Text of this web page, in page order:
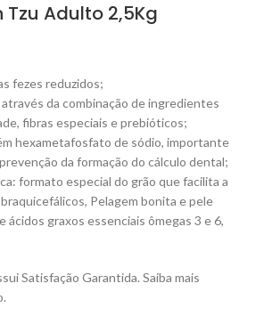
Tzu Adulto 2,5Kg
fezes reduzidos;
da combinação de ingredientes
fibras especiais e prebióticos;
hexametafosfato de sódio, importante
da formação do cálculo dental;
formato especial do grão que facilita a
Pelagem bonita e pele
ácidos graxos essenciais ômegas 3 e 6,
Satisfação Garantida. Saiba mais